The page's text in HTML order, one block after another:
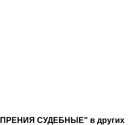
"ПРЕНИЯ СУДЕБНЫЕ" в других